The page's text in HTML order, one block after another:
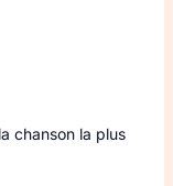
chanson la plus